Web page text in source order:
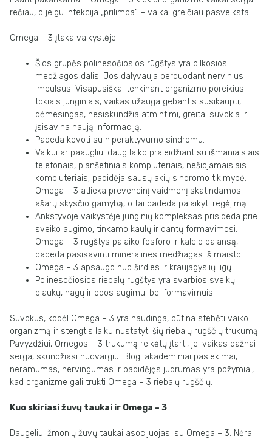
rečiau, o jeigu infekcija „prilimpa“ – vaikai greičiau pasveiksta.
Omega – 3 įtaka vaikystėje:
Šios grupės polinesočiosios rūgštys yra pilkosios
medžiagos dalis. Jos dalyvauja perduodant nervinius
impulsus. Visapusiškai tenkinant organizmo poreikius
tokiais junginiais, vaikas užauga gebantis susikaupti,
dėmesingas, nesiskundžia atmintimi, greitai suvokia ir
įsisavina naują informaciją.
Padeda kovoti su hiperaktyvumo sindromu.
Vaikui ar paaugliui daug laiko praleidžiant su išmaniaisiais
telefonais, planšetiniais kompiuteriais, nešiojamaisiais
kompiuteriais, padidėja sausų akių sindromo tikimybė.
Omega – 3 atlieka prevencinį vaidmenį skatindamos
ašarų skysčio gamybą, o tai padeda palaikyti regėjimą.
Ankstyvoje vaikystėje junginių kompleksas prisideda prie
sveiko augimo, tinkamo kaulų ir dantų formavimosi.
Omega – 3 rūgštys palaiko fosforo ir kalcio balansą,
padeda pasisavinti mineralines medžiagas iš maisto.
Omega – 3 apsaugo nuo širdies ir kraujagyslių ligų.
Polinesočiosios riebalų rūgštys yra svarbios sveikų
plaukų, nagų ir odos augimui bei formavimuisi.
Suvokus, kodėl Omega – 3 yra naudinga, būtina stebėti vaiko
organizmą ir stengtis laiku nustatyti šių riebalų rūgščių trūkumą.
Pavyzdžiui, Omegos – 3 trūkumą reikėtų įtarti, jei vaikas dažnai
serga, skundžiasi nuovargiu. Blogi akademiniai pasiekimai,
neramumas, nervingumas ir padidėjęs judrumas yra požymiai,
kad organizme gali trūkti Omega – 3 riebalų rūgščių.
Kuo skiriasi žuvų taukai ir Omega – 3
Daugeliui žmonių žuvų taukai asocijuojasi su Omega – 3. Nėra